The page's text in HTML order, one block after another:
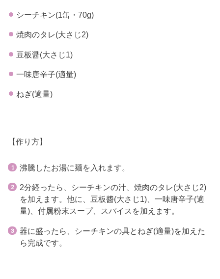
シーチキン(1缶・70g)
焼肉のタレ(大さじ2)
豆板醤(大さじ1)
一味唐辛子(適量)
ねぎ(適量)
【作り方】
沸騰したお湯に麺を入れます。
2分経ったら、シーチキンの汁、焼肉のタレ(大さじ2)
を加えます。他に、豆板醬(大さじ1)、一味唐辛子(適
量)、付属粉末スープ、スパイスを加えます。
器に盛ったら、シーチキンの具とねぎ(適量)を加えた
ら完成です。